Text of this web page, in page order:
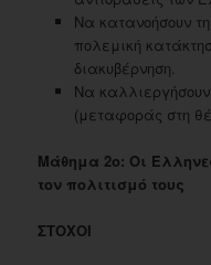
Να κατανοήσουν
πολεμική
διακυβέρνηση.
Να καλλιεργήσουν
(μεταφοράς στη
Μάθημα 2ο: Οι
τον πολιτισμό τους
ΣΤΟΧΟΙ